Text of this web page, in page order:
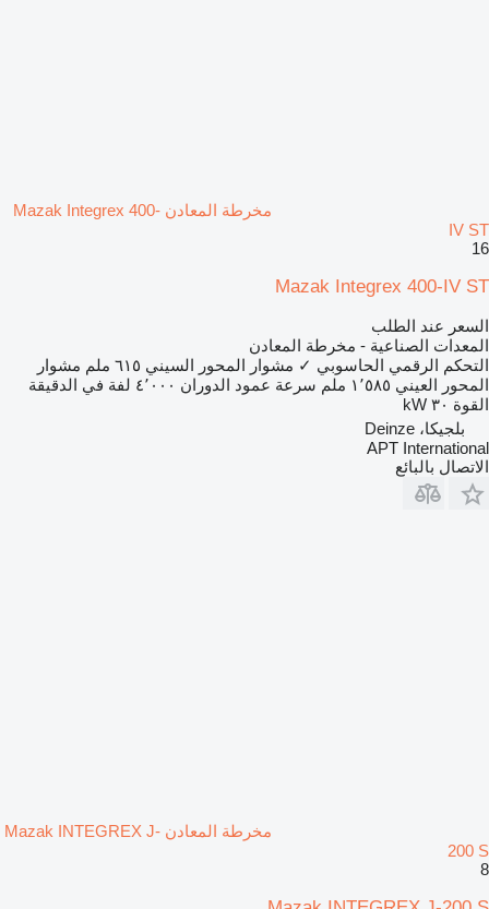
مخرطة المعادن Mazak Integrex 400-
IV ST
16
Mazak Integrex 400-IV ST
السعر عند الطلب
المعدات الصناعية - مخرطة المعادن
التحكم الرقمي الحاسوبي ✓ مشوار المحور السيني ٦١٥ ملم
مشوار
المحور العيني ١٬٥٨٥ ملم سرعة عمود الدوران ٤٬٠٠٠ لفة في الدقيقة
القوة ٣٠ kW
بلجيكا، Deinze
APT International
الاتصال بالبائع
مخرطة المعادن Mazak INTEGREX J-
200 S
8